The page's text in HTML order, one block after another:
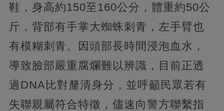
鞋，身高約150至160公分，體重約50公
斤，背部有手掌大蜘蛛刺青，左手臂也
有模糊刺青。因頭部長時間浸泡血水，
導致臉部嚴重腐爛難以辨識，目前正透
過DNA比對釐清身分，並呼籲民眾若有
失聯親屬符合特徵，儘速向警方聯繫指